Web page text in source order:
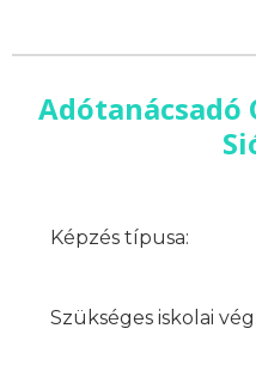
Adótanácsadó
Képzés típusa:
Szükséges iskolai